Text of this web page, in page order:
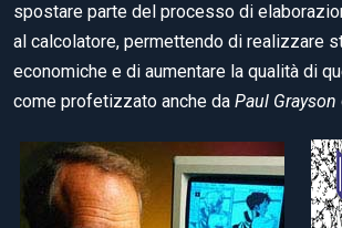
spostare parte del processo di
al calcolatore, permettendo di realizzare
economiche e di aumentare la qualità di
come profetizzato anche da Paul Grayson